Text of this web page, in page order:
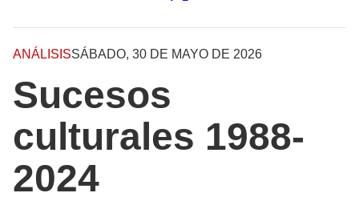
ANÁLISISSÁBADO, 30 DE MAYO DE 2026
Sucesos
culturales 1988-
2024